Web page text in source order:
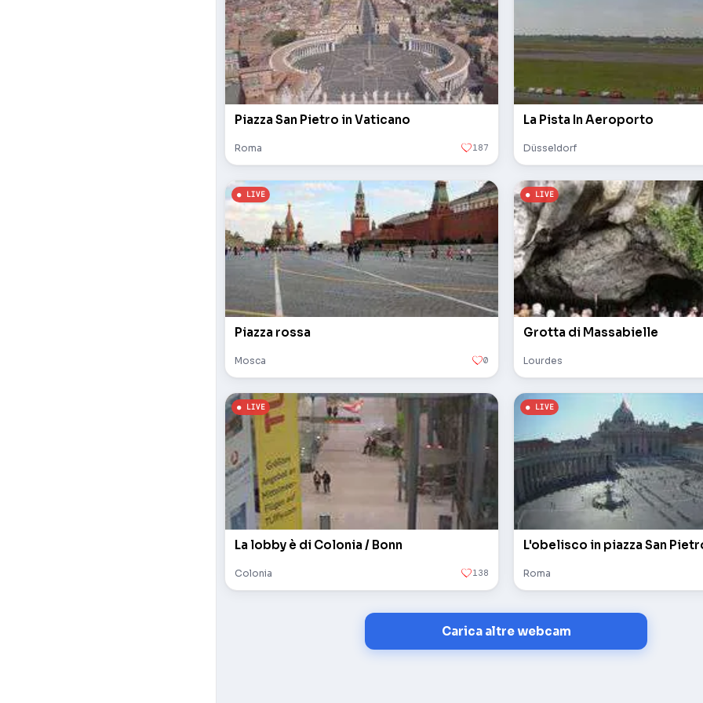
Piazza San Pietro in Vaticano
Roma 187
La Pista In Aeroporto
Düsseldorf
Piazza rossa
Mosca 0
Grotta di Massabielle
Lourdes
La lobby è di Colonia / Bonn
Colonia 138 Roma
Carica altre webcam